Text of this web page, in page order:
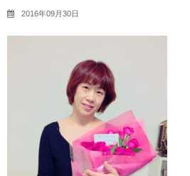
2016年09月30日